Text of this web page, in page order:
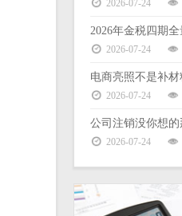
2026-07-24
2026-07-24
2026-07-24
2026-07-24